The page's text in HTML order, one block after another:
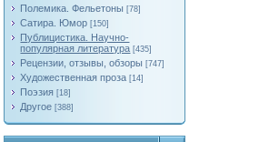
Полемика. Фельетоны [78]
Сатира. Юмор [150]
Публицистика. Научно-
популярная литература [435]
Рецензии, отзывы, обзоры [747]
Художественная проза [14]
Поэзия [18]
Другое [388]